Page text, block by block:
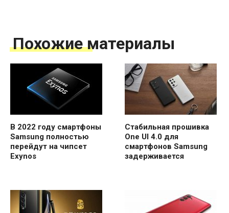
Похожие материалы
В 2022 году смартфоны
Samsung полностью
перейдут на чипсет
Exynos
Стабильная прошивка
One UI 4.0 для
смартфонов Samsung
задерживается